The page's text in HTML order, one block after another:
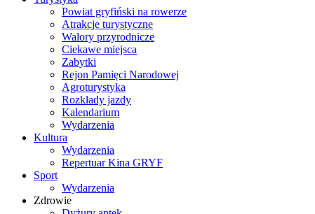
Powiat gryfiński na rowerze
Atrakcje turystyczne
Walory przyrodnicze
Ciekawe miejsca
Zabytki
Rejon Pamięci Narodowej
Agroturystyka
Rozkłady jazdy
Kalendarium
Wydarzenia
Kultura
Wydarzenia
Repertuar Kina GRYF
Sport
Wydarzenia
Zdrowie